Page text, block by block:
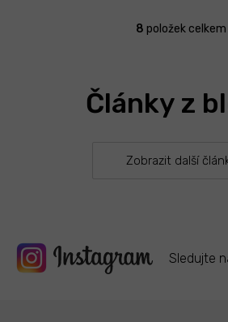
O
d
a
p
p
8 položek celkem
Články z
Zobrazit další
Sledujte